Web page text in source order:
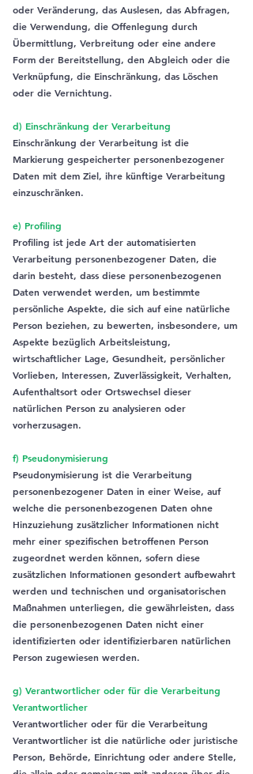
oder Veränderung, das Auslesen, das Abfragen,
die Verwendung, die Offenlegung durch
Übermittlung, Verbreitung oder eine andere
Form der Bereitstellung, den Abgleich oder die
Verknüpfung, die Einschränkung, das Löschen
oder die Vernichtung.
d) Einschränkung der Verarbeitung
Einschränkung der Verarbeitung ist die
Markierung gespeicherter personenbezogener
Daten mit dem Ziel, ihre künftige Verarbeitung
einzuschränken.
e) Profiling
Profiling ist jede Art der automatisierten
Verarbeitung personenbezogener Daten, die
darin besteht, dass diese personenbezogenen
Daten verwendet werden, um bestimmte
persönliche Aspekte, die sich auf eine natürliche
Person beziehen, zu bewerten, insbesondere, um
Aspekte bezüglich Arbeitsleistung,
wirtschaftlicher Lage, Gesundheit, persönlicher
Vorlieben, Interessen, Zuverlässigkeit, Verhalten,
Aufenthaltsort oder Ortswechsel dieser
natürlichen Person zu analysieren oder
vorherzusagen.
f) Pseudonymisierung
Pseudonymisierung ist die Verarbeitung
personenbezogener Daten in einer Weise, auf
welche die personenbezogenen Daten ohne
Hinzuziehung zusätzlicher Informationen nicht
mehr einer spezifischen betroffenen Person
zugeordnet werden können, sofern diese
zusätzlichen Informationen gesondert aufbewahrt
werden und technischen und organisatorischen
Maßnahmen unterliegen, die gewährleisten, dass
die personenbezogenen Daten nicht einer
identifizierten oder identifizierbaren natürlichen
Person zugewiesen werden.
g) Verantwortlicher oder für die Verarbeitung
Verantwortlicher
Verantwortlicher oder für die Verarbeitung
Verantwortlicher ist die natürliche oder juristische
Person, Behörde, Einrichtung oder andere Stelle,